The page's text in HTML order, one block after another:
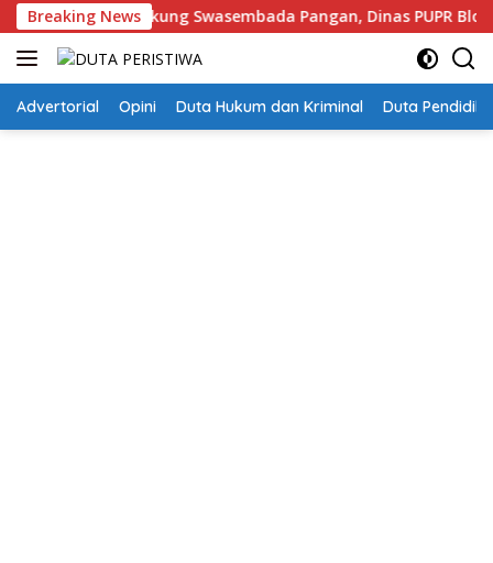
Langsung
ke
konten
Breaking News
Swasembada Pangan, Dinas PUPR Blora Gencarkan
Advertorial Opini Duta Hukum dan Kriminal Duta